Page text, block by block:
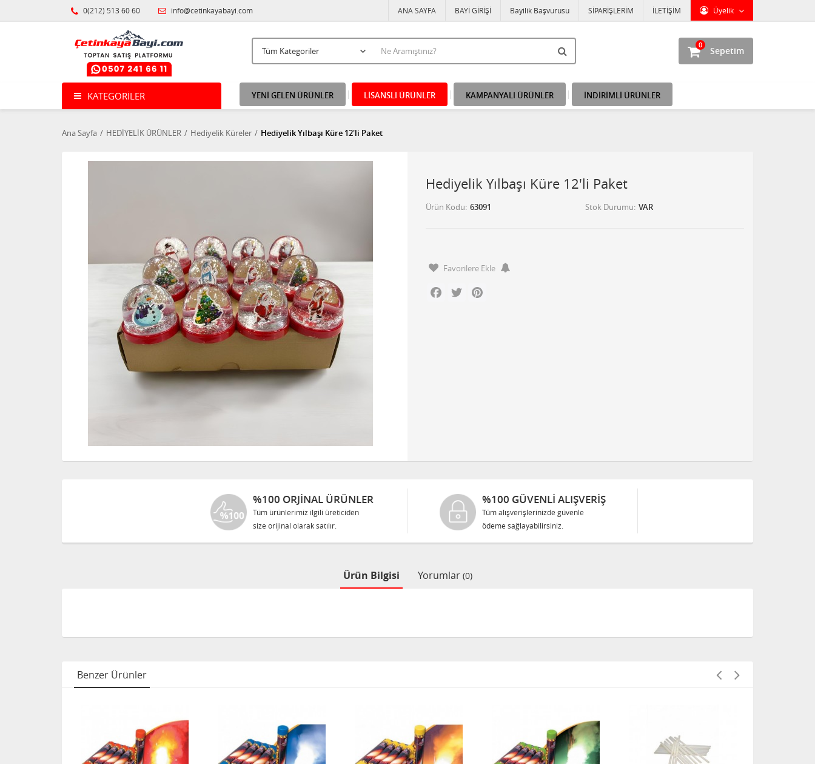
0(212) 513 60 60 info@cetinkayabayi.com Üyelik
ANA SAYFA BAYİ GİRİŞİ Bayilik Başvurusu SİPARİŞLERİM İLETİŞİM
Sepetim
0
KATEGORILER YENİ GELEN ÜRÜNLER LİSANSLI ÜRÜNLER KAMPANYALI ÜRÜNLER İNDİRİMLİ ÜRÜNLER
Ana Sayfa HEDİYELİK ÜRÜNLER Hediyelik Küreler Hediyelik Yılbaşı Küre 12'li Paket
Hediyelik Yılbaşı Küre 12'li Paket
Ürün Kodu 63091 Stok Durumu VAR
Favorilere Ekle
Facebook
Twitter
%100 ORJINAL ÜRÜNLER
Tüm ürünlerimiz ilgili üreticiden
size orijinal olarak satılır.
%100 GÜVENLİ ALIŞVERİŞ
Tüm alışverişlerinizde güvenle
ödeme sağlayabilirsiniz.
Ürün Bilgisi Yorumlar (0)
Benzer Ürünler